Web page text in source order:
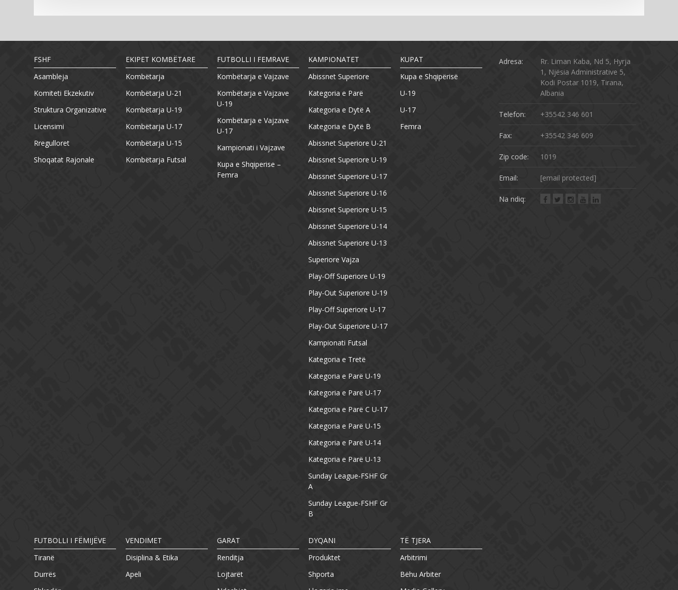
FSHF
Asambleja
Komiteti Ekzekutiv
Struktura Organizative
Licensimi
Rregulloret
Shoqatat Rajonale
EKIPET KOMBËTARE
Kombëtarja
Kombëtarja U-21
Kombëtarja U-19
Kombëtarja U-17
Kombëtarja U-15
Kombëtarja Futsal
FUTBOLLI I FEMRAVE
Kombëtarja e Vajzave
Kombëtarja e Vajzave
U-19
Kombëtarja e Vajzave
U-17
Kampionati i Vajzave
Kupa e Shqiperise –
Femra
KAMPIONATET
Abissnet Superiore
Kategoria e Parë
Kategoria e Dytë A
Kategoria e Dytë B
Abissnet Superiore U-21
Abissnet Superiore U-19
Abissnet Superiore U-17
Abissnet Superiore U-16
Abissnet Superiore U-15
Abissnet Superiore U-14
Abissnet Superiore U-13
Superiore Vajza
Play-Off Superiore U-19
Play-Out Superiore U-19
Play-Off Superiore U-17
Play-Out Superiore U-17
Kampionati Futsal
Kategoria e Tretë
Kategoria e Parë U-19
Kategoria e Parë U-17
Kategoria e Parë C U-17
Kategoria e Parë U-15
Kategoria e Parë U-14
Kategoria e Parë U-13
Sunday League-FSHF Gr
A
Sunday League-FSHF Gr
B
KUPAT
Kupa e Shqipërisë
U-19
U-17
Femra
FUTBOLLI I FËMIJËVE
Tiranë
Durrës
VENDIMET
Disiplina & Etika
Apeli
GARAT
Renditja
Lojtarët
DYQANI
Produktet
Shporta
TË TJERA
Arbitrimi
Bëhu Arbiter
Adresa:
Rr. Liman Kaba, Nd 5, Hyrja
1, Njësia Administrative 5,
Kodi Postar 1019, Tirana,
Albania
Telefon: +35542 346 601
Fax: +35542 346 609
Zip code: 1019
Email: [email protected]
Na ndiq: